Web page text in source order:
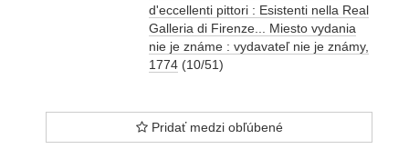
d'eccellenti pittori : Esistenti nella Real
Galleria di Firenze... Miesto vydania
nie je známe : vydavateľ nie je známy,
1774 (10/51)
Pridať medzi obľúbené